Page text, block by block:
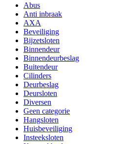
Abus
Anti inbraak
AXA
Beveiliging
Bijzetsloten
Binnendeur
Binnendeurbeslag
Buitendeur
Cilinders
Deurbeslag
Deursloten
Diversen
Geen categorie
Hangsloten
Huisbeveiliging
Insteeksloten